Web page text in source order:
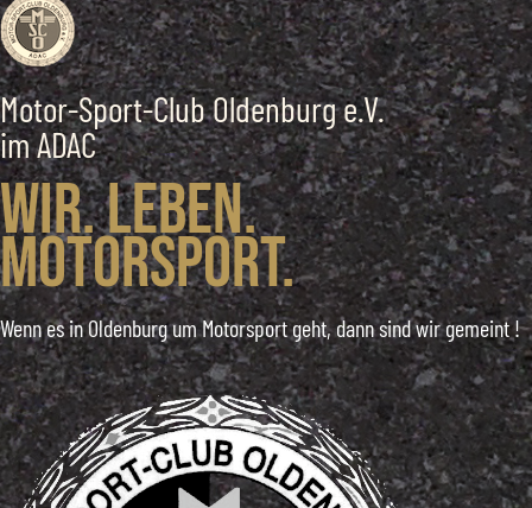
Motor-Sport-Club Oldenburg e.V.
im ADAC
Wir. Leben.
Motorsport.
Wenn es in Oldenburg um Motorsport geht, dann sind wir gemeint !